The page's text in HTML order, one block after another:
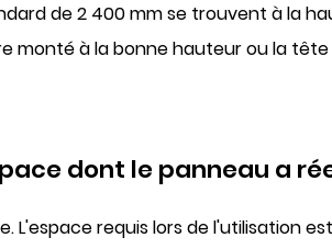
de 2 400 mm se trouvent à la
monté à la bonne hauteur ou la
dont le panneau a
L'espace requis lors de l'utilisation